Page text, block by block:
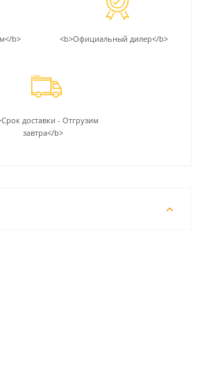
b> <b>Официальный дилер</b>
доставки - Отгрузим
завтра</b>